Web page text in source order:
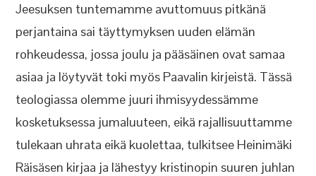
Jeesuksen tuntemamme avuttomuus pitkänä
perjantaina sai täyttymyksen uuden elämän
rohkeudessa, jossa joulu ja pääsäinen ovat samaa
asiaa ja löytyvät toki myös Paavalin kirjeistä. Tässä
teologiassa olemme juuri ihmisyydessämme
kosketuksessa jumaluuteen, eikä rajallisuuttamme
tulekaan uhrata eikä kuolettaa, tulkitsee Heinimäki
Räisäsen kirjaa ja lähestyy kristinopin suuren juhlan